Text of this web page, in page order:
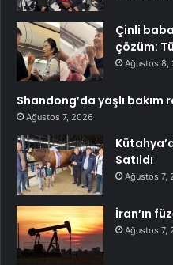
Çinli
çözüm:
Ağustos 8,
Shandong’da yaşlı
Ağustos 7, 2026
Satıldı
Ağustos 7,
İran’ın
Ağustos 7,